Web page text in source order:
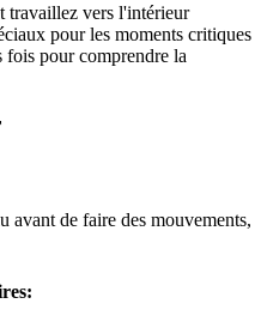
travaillez vers l'intérieur
pour les moments critiques
fois pour comprendre la
avant de faire des mouvements,